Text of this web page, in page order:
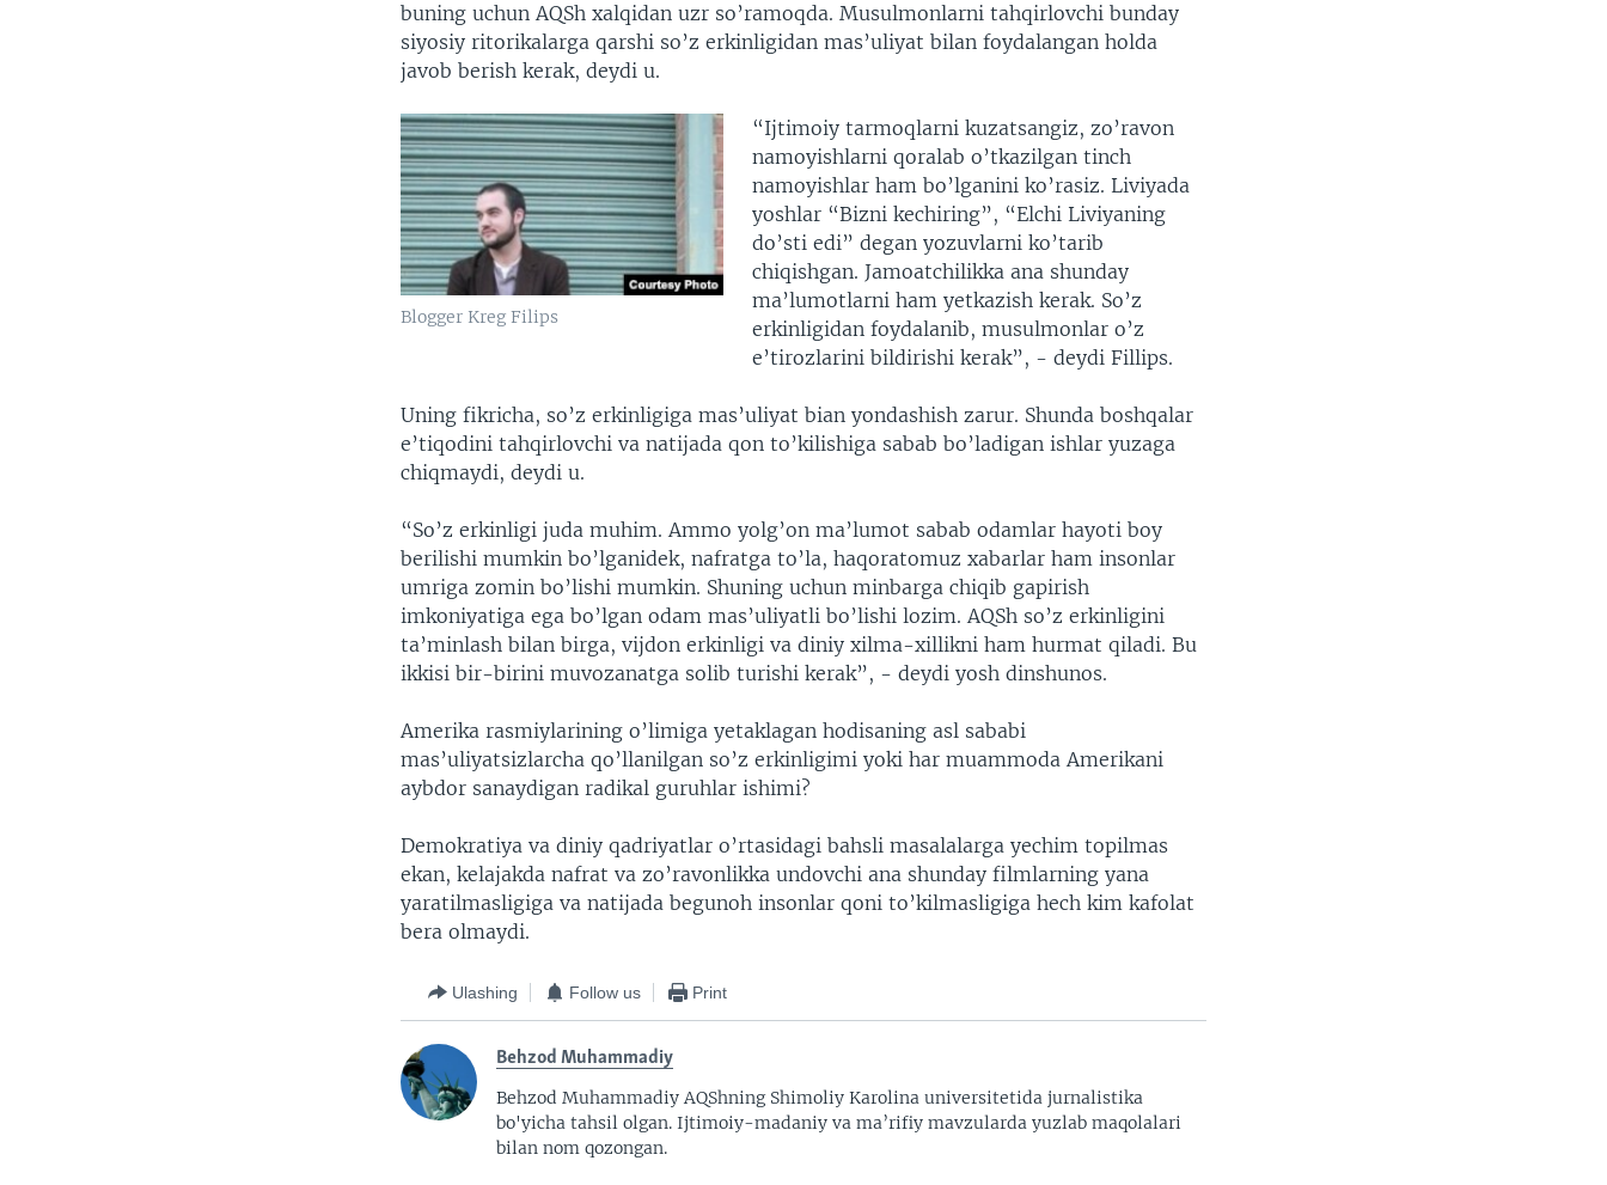
buning uchun AQSh xalqidan uzr so’ramoqda. Musulmonlarni tahqirlovchi bunday
siyosiy ritorikalarga qarshi so’z erkinligidan mas’uliyat bilan foydalangan holda
javob berish kerak, deydi u.
Blogger Kreg Filips
“Ijtimoiy tarmoqlarni kuzatsangiz, zo’ravon
namoyishlarni qoralab o’tkazilgan tinch
namoyishlar ham bo’lganini ko’rasiz. Liviyada
yoshlar “Bizni kechiring”, “Elchi Liviyaning
do’sti edi” degan yozuvlarni ko’tarib
chiqishgan. Jamoatchilikka ana shunday
ma’lumotlarni ham yetkazish kerak. So’z
erkinligidan foydalanib, musulmonlar o’z
e’tirozlarini bildirishi kerak”, - deydi Fillips.
Uning fikricha, so’z erkinligiga mas’uliyat bian yondashish zarur. Shunda boshqalar
e’tiqodini tahqirlovchi va natijada qon to’kilishiga sabab bo’ladigan ishlar yuzaga
chiqmaydi, deydi u.
“So’z erkinligi juda muhim. Ammo yolg’on ma’lumot sabab odamlar hayoti boy
berilishi mumkin bo’lganidek, nafratga to’la, haqoratomuz xabarlar ham insonlar
umriga zomin bo’lishi mumkin. Shuning uchun minbarga chiqib gapirish
imkoniyatiga ega bo’lgan odam mas’uliyatli bo’lishi lozim. AQSh so’z erkinligini
ta’minlash bilan birga, vijdon erkinligi va diniy xilma-xillikni ham hurmat qiladi. Bu
ikkisi bir-birini muvozanatga solib turishi kerak”, - deydi yosh dinshunos.
Amerika rasmiylarining o’limiga yetaklagan hodisaning asl sababi
mas’uliyatsizlarcha qo’llanilgan so’z erkinligimi yoki har muammoda Amerikani
aybdor sanaydigan radikal guruhlar ishimi?
Demokratiya va diniy qadriyatlar o’rtasidagi bahsli masalalarga yechim topilmas
ekan, kelajakda nafrat va zo’ravonlikka undovchi ana shunday filmlarning yana
yaratilmasligiga va natijada begunoh insonlar qoni to’kilmasligiga hech kim kafolat
bera olmaydi.
Ulashing Follow us Print
Behzod Muhammadiy
Behzod Muhammadiy AQShning Shimoliy Karolina universitetida jurnalistika
bo'yicha tahsil olgan. Ijtimoiy-madaniy va ma’rifiy mavzularda yuzlab maqolalari
bilan nom qozongan.